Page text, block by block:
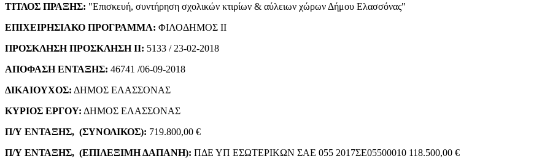
ΤΙΤΛΟΣ ΠΡΑΞΗΣ: "Επισκευή, συντήρηση σχολικών κτιρίων & αύλειων χώρων Δήμου Ελασσόνας"
ΕΠΙΧΕΙΡΗΣΙΑΚΟ ΠΡΟΓΡΑΜΜΑ: ΦΙΛΟΔΗΜΟΣ ΙΙ
ΠΡΟΣΚΛΗΣΗ ΠΡΟΣΚΛΗΣΗ ΙΙ: 5133 / 23-02-2018
ΑΠΟΦΑΣΗ ΕΝΤΑΞΗΣ: 46741 /06-09-2018
ΔΙΚΑΙΟΥΧΟΣ: ΔΗΜΟΣ ΕΛΑΣΣΟΝΑΣ
ΚΥΡΙΟΣ ΕΡΓΟΥ: ΔΗΜΟΣ ΕΛΑΣΣΟΝΑΣ
Π/Υ ΕΝΤΑΞΗΣ, (ΣΥΝΟΛΙΚΟΣ): 719.800,00 €
Π/Υ ΕΝΤΑΞΗΣ, (ΕΠΙΛΕΞΙΜΗ ΔΑΠΑΝΗ): ΠΔΕ ΥΠ ΕΣΩΤΕΡΙΚΩΝ ΣΑΕ 055 2017ΣΕ05500010 118.500,00 €